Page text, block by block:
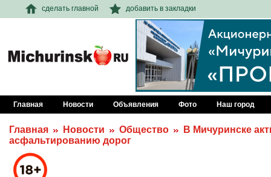
сделать главной добавить в закладки
Главная Новости Объявления Фото Наш город
Главная Новости Общество
В Мичуринске
асфальтированию дорог